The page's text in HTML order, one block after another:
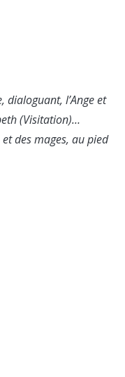
dialoguant, l’Ange et
(Visitation)…
des mages, au pied